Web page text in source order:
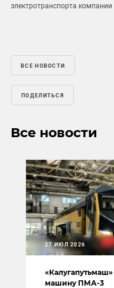
электротранспорта
ВСЕ НОВОСТИ
ПОДЕЛИТЬСЯ
Все новости
машину ПМА-3
27 ИЮЛ 2026